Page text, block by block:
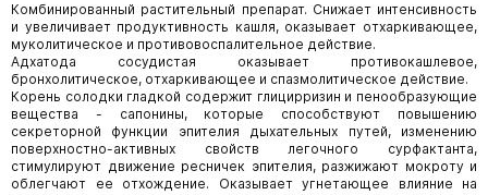
Комбинированный растительный препарат. Снижает интенсивность
и увеличивает продуктивность кашля, оказывает отхаркивающее,
муколитическое и противовоспалительное действие.
Адхатода сосудистая оказывает противокашлевое,
бронхолитическое, отхаркивающее и спазмолитическое действие.
Корень солодки гладкой содержит глицирризин и пенообразующие
вещества - сапонины, которые способствуют повышению
секреторной функции эпителия дыхательных путей, изменению
поверхностно-активных свойств легочного сурфактанта,
стимулируют движение ресничек эпителия, разжижают мокроту и
облегчают ее отхождение. Оказывает угнетающее влияние на